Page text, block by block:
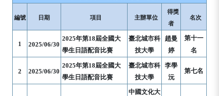
編號 日期 項目 主辦單位
得獎
者
名次
1 2025/06/30
2025年第18屆全國大
學生日語配音比賽
臺北城市科
技大學
趙曼
婷
第十一
名
2 2025/06/30
2025年第18屆全國大
學生日語配音比賽
臺北城市科
技大學
李學
沅
第七名
中國文化大